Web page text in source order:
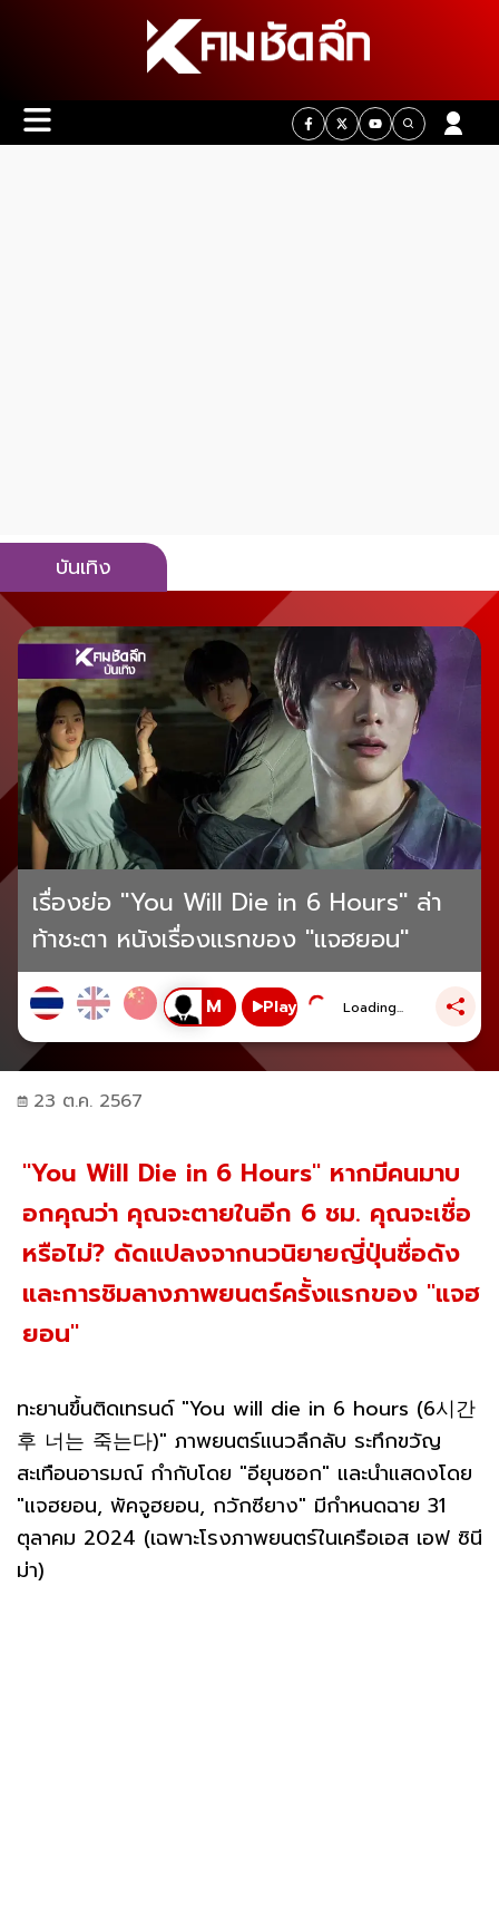
บันเทิง
เรื่องย่อ "You Will Die in 6 Hours" ล่า
ท้าชะตา หนังเรื่องแรกของ "แจฮยอน"
Play Loading...
23 ต.ค. 2567
"You Will Die in 6 Hours" หากมีคนมาบ
อกคุณว่า คุณจะตายในอีก 6 ชม. คุณจะเชื่อ
หรือไม่? ดัดแปลงจากนวนิยายญี่ปุ่นชื่อดัง
และการชิมลางภาพยนตร์ครั้งแรกของ "แจฮ
ยอน"
ทะยานขึ้นติดเทรนด์ "You will die in 6 hours (6시간
후 너는 죽는다)" ภาพยนตร์แนวลึกลับ ระทึกขวัญ
สะเทือนอารมณ์ กำกับโดย "อียุนซอก" และนำแสดงโดย
"แจฮยอน, พัคจูฮยอน, กวักซียาง" มีกำหนดฉาย 31
ตุลาคม 2024 (เฉพาะโรงภาพยนตร์ในเครือเอส เอฟ ซินี
ม่า)